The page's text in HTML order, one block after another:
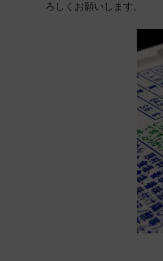
ろしくお願いします。